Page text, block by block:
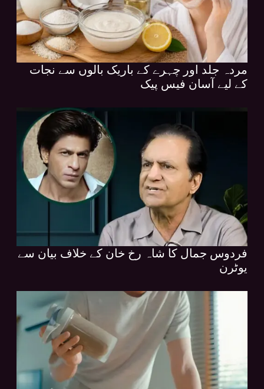
مردہ جلد اور چہرے کے باریک بالوں سے نجات
کے لیے آسان فیس پیک
فردوس جمال کا شاہ رخ خان کے خلاف بیان سے
یوٹرن